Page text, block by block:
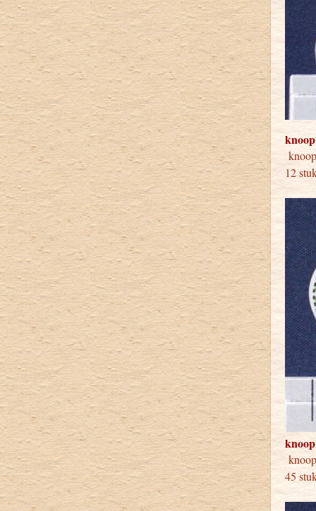
12
45